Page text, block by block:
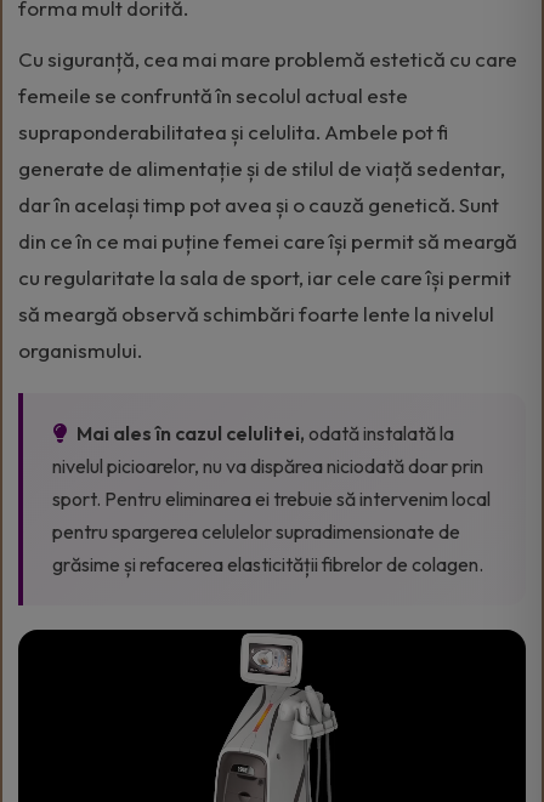
forma mult dorită.
Cu siguranță, cea mai mare problemă estetică cu care
femeile se confruntă în secolul actual este
supraponderabilitatea și celulita. Ambele pot fi
generate de alimentație și de stilul de viață sedentar,
dar în același timp pot avea și o cauză genetică. Sunt
din ce în ce mai puține femei care își permit să meargă
cu regularitate la sala de sport, iar cele care își permit
să meargă observă schimbări foarte lente la nivelul
organismului.
Mai ales în cazul celulitei, odată instalată la
nivelul picioarelor, nu va dispărea niciodată doar prin
sport. Pentru eliminarea ei trebuie să intervenim local
pentru spargerea celulelor supradimensionate de
grăsime și refacerea elasticității fibrelor de colagen.